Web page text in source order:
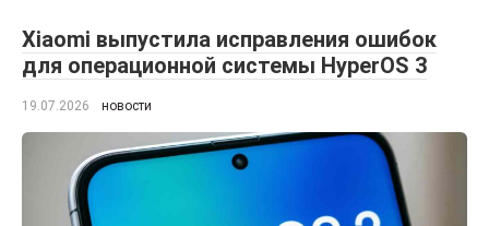
Xiaomi выпустила исправления ошибок
для операционной системы HyperOS 3
19.07.2026 новости